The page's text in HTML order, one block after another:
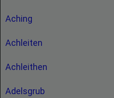
Aching
Achleiten
Achleithen
Adelsgrub